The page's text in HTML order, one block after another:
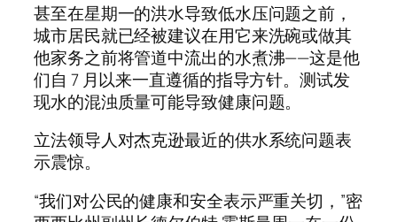
甚至在星期一的洪水导致低水压问题之前，
城市居民就已经被建议在用它来洗碗或做其
他家务之前将管道中流出的水煮沸——这是他
们自 7 月以来一直遵循的指导方针。测试发
现水的混浊质量可能导致健康问题。
立法领导人对杰克逊最近的供水系统问题表
示震惊。
“我们对公民的健康和安全表示严重关切，”密